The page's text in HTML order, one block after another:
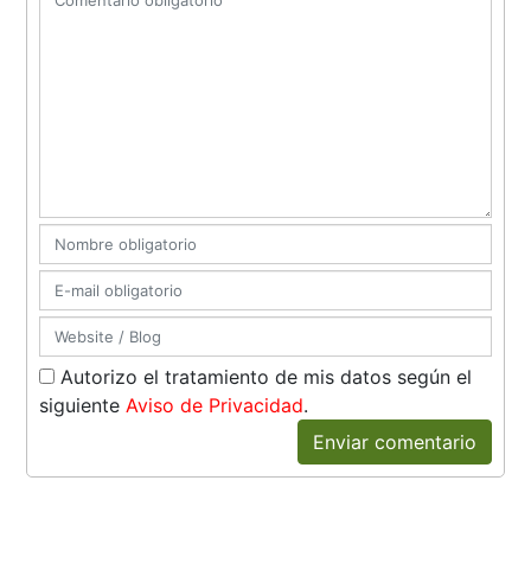
Autorizo el tratamiento de mis datos según el
siguienteAviso de Privacidad.
Enviar comentario